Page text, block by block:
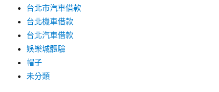
台北市汽車借款
台北機車借款
台北汽車借款
娛樂城體驗
帽子
未分類